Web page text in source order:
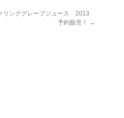
リンググレープジュース 2013
予約販売！
→